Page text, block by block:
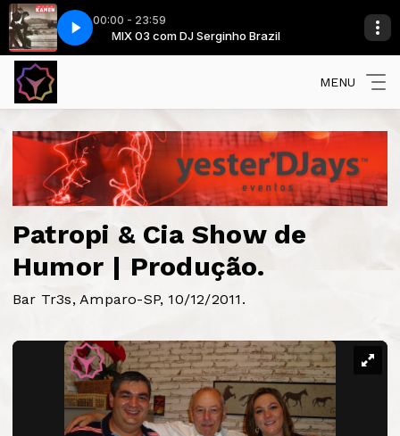
00:00 - 23:59
MIX 03 com DJ Serginho Brazil
Nick Kamen - Tell Me
MENU
Patropi & Cia Show de
Humor | Produção.
Bar Tr3s, Amparo-SP, 10/12/2011.